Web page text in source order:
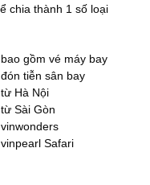
chia thành 1 số loại
gồm vé máy bay
tiễn sân bay
Hà Nội
Sài Gòn
Safari